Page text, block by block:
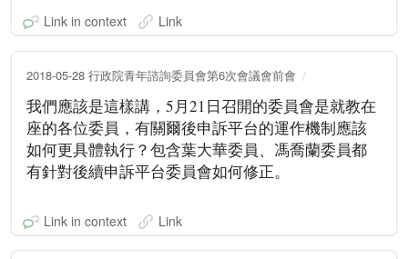
Link in context Link
2018-05-28 行政院青年諮詢委員會第6次會議會前會
我們應該是這樣講，5月21日召開的委員會是就教在
座的各位委員，有關爾後申訴平台的運作機制應該
如何更具體執行？包含葉大華委員、馮喬蘭委員都
有針對後續申訴平台委員會如何修正。
Link in context Link